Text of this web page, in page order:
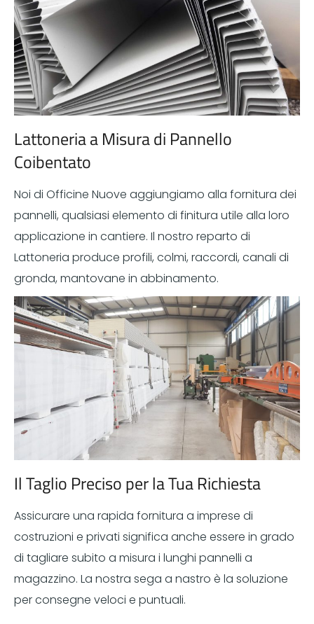
Lattoneria a Misura di Pannello
Coibentato
Noi di Officine Nuove aggiungiamo alla fornitura dei
pannelli, qualsiasi elemento di finitura utile alla loro
applicazione in cantiere. Il nostro reparto di
Lattoneria produce profili, colmi, raccordi, canali di
gronda, mantovane in abbinamento.
Il Taglio Preciso per la Tua Richiesta
Assicurare una rapida fornitura a imprese di
costruzioni e privati significa anche essere in grado
di tagliare subito a misura i lunghi pannelli a
magazzino. La nostra sega a nastro è la soluzione
per consegne veloci e puntuali.